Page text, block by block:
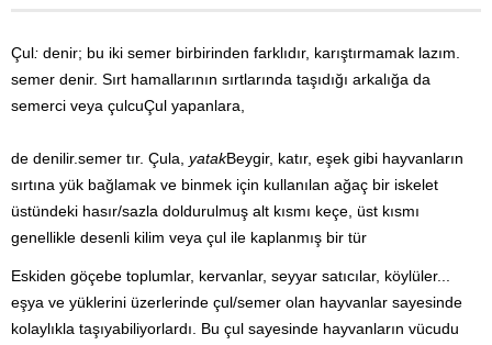
Çul: denir; bu iki semer birbirinden farklıdır, karıştırmamak lazım.
semer denir. Sırt hamallarının sırtlarında taşıdığı arkalığa da
semerci veya çulcuÇul yapanlara,
de denilir.semer tır. Çula, yatakBeygir, katır, eşek gibi hayvanların
sırtına yük bağlamak ve binmek için kullanılan ağaç bir iskelet
üstündeki hasır/sazla doldurulmuş alt kısmı keçe, üst kısmı
genellikle desenli kilim veya çul ile kaplanmış bir tür
Eskiden göçebe toplumlar, kervanlar, seyyar satıcılar, köylüler...
eşya ve yüklerini üzerlerinde çul/semer olan hayvanlar sayesinde
kolaylıkla taşıyabiliyorlardı. Bu çul sayesinde hayvanların vücudu